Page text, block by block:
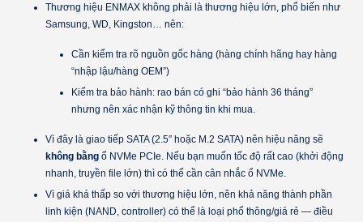
Thương hiệu ENMAX không phải là thương hiệu lớn, phổ biến như
Samsung, WD, Kingston… nên:
Cần kiểm tra rõ nguồn gốc hàng (hàng chính hãng hay hàng
“nhập lậu/hàng OEM”)
Kiểm tra bảo hành: rao bán có ghi “bảo hành 36 tháng”
nhưng nên xác nhận kỹ thông tin khi mua.
Vì đây là giao tiếp SATA (2.5″ hoặc M.2 SATA) nên hiệu năng sẽ
không bằng ổ NVMe PCIe. Nếu bạn muốn tốc độ rất cao (khởi động
nhanh, truyền file lớn) thì có thể cần cân nhắc ổ NVMe.
Vì giá khá thấp so với thương hiệu lớn, nên khả năng thành phần
linh kiện (NAND, controller) có thể là loại phổ thông/giá rẻ — điều